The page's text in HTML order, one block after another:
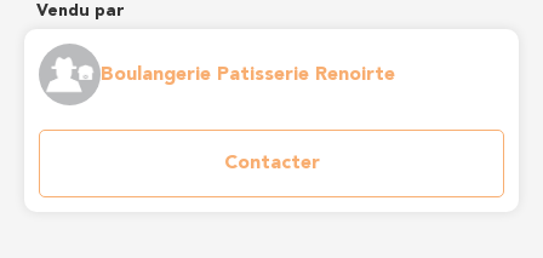
Vendu par
Boulangerie Patisserie Renoirte
Contacter